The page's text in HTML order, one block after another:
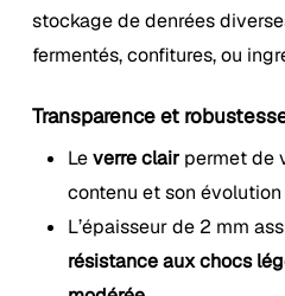
stockage de denrées
fermentés, confitures, ou
Transparence et
Leverre clairpermet de
contenu et son évolution
L’épaisseur de 2 mm
résistance aux chocs